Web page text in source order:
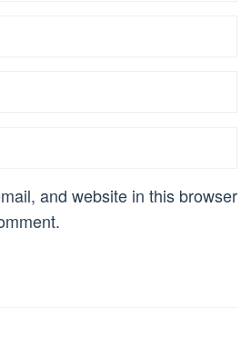
and website in this browser